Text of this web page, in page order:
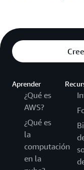
Aprender
¿Qué es
AWS?
¿Qué es
la
computación
en la